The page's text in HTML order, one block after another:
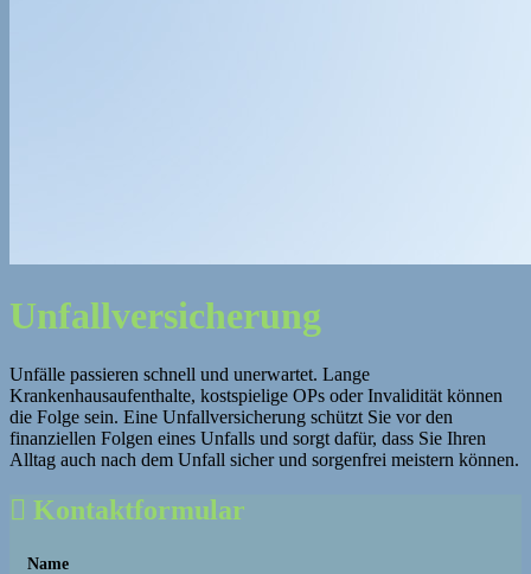
Unfallversicherung
Unfälle passieren schnell und unerwartet. Lange
Krankenhausaufenthalte, kostspielige OPs oder Invalidität können
die Folge sein. Eine Unfallversicherung schützt Sie vor den
finanziellen Folgen eines Unfalls und sorgt dafür, dass Sie Ihren
Alltag auch nach dem Unfall sicher und sorgenfrei meistern können.
Kontaktformular
Name